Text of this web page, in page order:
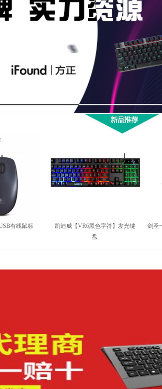
【L10黑色】机械游戏
迈拓MT-WX02 无线投屏器